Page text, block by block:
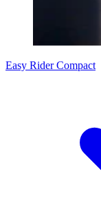
Easy Rider Compact